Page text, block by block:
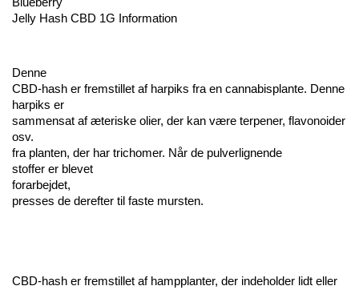
Jelly Hash CBD 1G Information
Denne
CBD-hash er fremstillet af harpiks fra en cannabisplante. Denne
harpiks er
sammensat af æteriske olier, der kan være terpener, flavonoider
osv.
fra planten, der har trichomer. Når de pulverlignende
stoffer er blevet
forarbejdet,
presses de derefter til faste mursten.
CBD-hash er fremstillet af hampplanter, der indeholder lidt eller